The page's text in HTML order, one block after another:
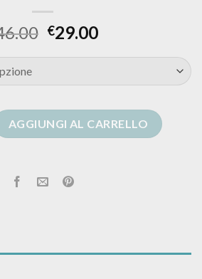
€29.00
uomo quantità
AGGIUNGI AL CARRELLO